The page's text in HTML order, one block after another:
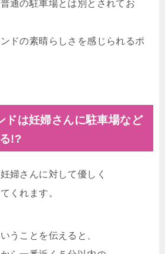
通の駐車場とは別とされてお
ドの素晴らしさを感じられるポ
ドは妊婦さんに駐車場など
!?
婦さんに対して優しく
くれます。
うことを伝えると、